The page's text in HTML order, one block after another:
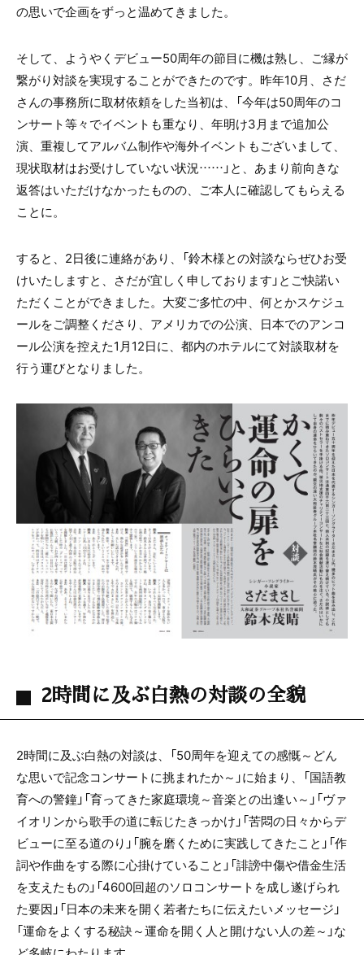
の思いで企画をずっと温めてきました。
そして、ようやくデビュー50周年の節目に機は熟し、ご縁が
繋がり対談を実現することができたのです。昨年10月、さだ
さんの事務所に取材依頼をした当初は、「今年は50周年のコ
ンサート等々でイベントも重なり、年明け3月まで追加公
演、重複してアルバム制作や海外イベントもございまして、
現状取材はお受けしていない状況……」と、あまり前向きな
返答はいただけなかったものの、ご本人に確認してもらえる
ことに。
すると、2日後に連絡があり、「鈴木様との対談ならぜひお受
けいたしますと、さだが宜しく申しております」とご快諾い
ただくことができました。大変ご多忙の中、何とかスケジュ
ールをご調整くださり、アメリカでの公演、日本でのアンコ
ール公演を控えた1月12日に、都内のホテルにて対談取材を
行う運びとなりました。
2時間に及ぶ白熱の対談の全貌
2時間に及ぶ白熱の対談は、「50周年を迎えての感慨～どん
な思いで記念コンサートに挑まれたか～」に始まり、「国語教
育への警鐘」「育ってきた家庭環境～音楽との出逢い～」「ヴァ
イオリンから歌手の道に転じたきっかけ」「苦悶の日々からデ
ビューに至る道のり」「腕を磨くために実践してきたこと」「作
詞や作曲をする際に心掛けていること」「誹謗中傷や借金生活
を支えたもの」「4600回超のソロコンサートを成し遂げられ
た要因」「日本の未来を開く若者たちに伝えたいメッセージ」
「運命をよくする秘訣～運命を開く人と開けない人の差～」な